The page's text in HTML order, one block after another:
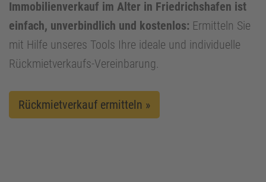
Immobilienverkauf im Alter in Friedrichshafen ist
einfach, unverbindlich und kostenlos: Ermitteln Sie
mit Hilfe unseres Tools Ihre ideale und individuelle
Rückmietverkaufs-Vereinbarung.
Rückmietverkauf ermitteln »